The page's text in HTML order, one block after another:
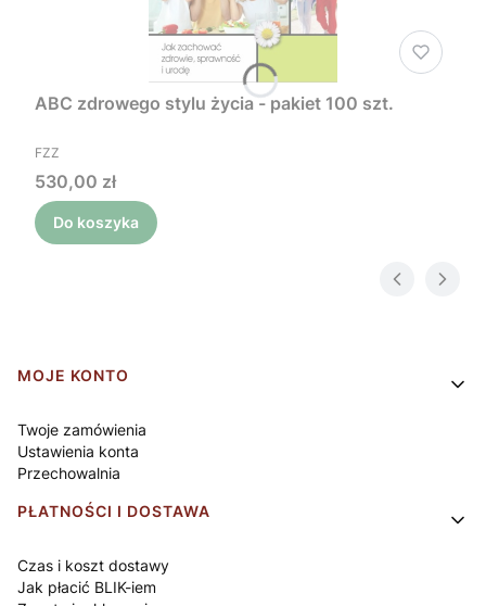
ABC zdrowego stylu życia - pakiet 100 szt.
PRODUCENT
FZZ
Cena
530,00 zł
Do koszyka
Linki w stopce
MOJE KONTO
Twoje zamówienia
Ustawienia konta
Przechowalnia
PŁATNOŚCI I DOSTAWA
Czas i koszt dostawy
Jak płacić BLIK-iem